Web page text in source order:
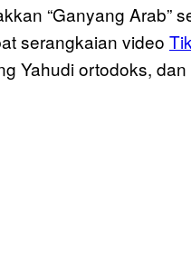
“Ganyang Arab”
serangkaian video
Yahudi ortodoks,